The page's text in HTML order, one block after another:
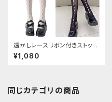
透かしレースリボン付きストッキ
ング
¥1,080
同じカテゴリの商品